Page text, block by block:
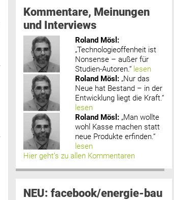
Kommentare, Meinungen
und Interviews
Roland Mösl :
„Technologieoffenheit ist
Nonsense – außer für
Studien-Autoren.“ lesen
Roland Mösl : „Nur das
Neue hat Bestand – in der
Entwicklung liegt die Kraft.“
lesen
Roland Mösl : „Man wollte
wohl Kasse machen statt
neue Produkte erfinden.“
lesen
Hier geht’s zu allen Kommentaren
NEU: facebook/energie-bau